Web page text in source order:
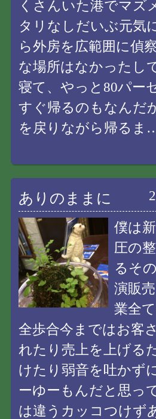
くさんいた港でマズ
タリなしだいぶ元気
ら外房を広範囲に偵
な場所はなかったし
寝て、やっと80パー
すぐ帰るのもなんだ
を戻りながら帰るま
ありのままに
僕は
圧の
るそ
演販
業全
全歩合今まではお客
れたり売上を上げる
けたり弱音を吐かず
ーゆーもんだと思っ
は違うカッコつけず